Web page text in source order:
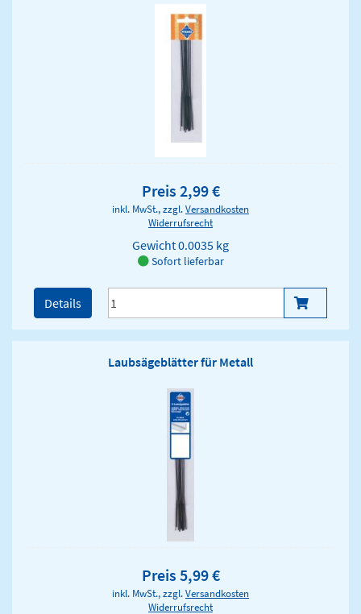
Preis 2,99 €
inkl. MwSt., zzgl.Versandkosten
Widerrufsrecht
Gewicht0.0035 kg
Sofort lieferbar
Details
Laubsägeblätter für Metall
Preis 5,99 €
inkl. MwSt., zzgl.Versandkosten
Widerrufsrecht